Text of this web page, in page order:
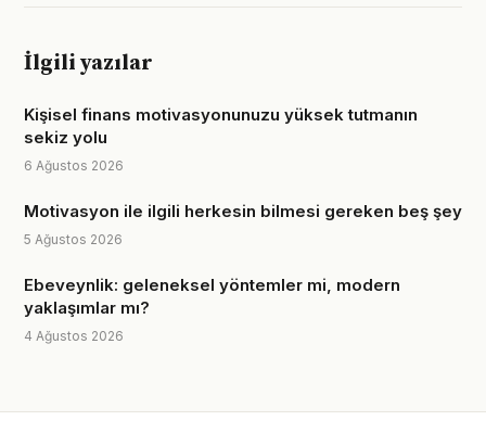
İlgili yazılar
Kişisel finans motivasyonunuzu yüksek tutmanın
sekiz yolu
6 Ağustos 2026
Motivasyon ile ilgili herkesin bilmesi gereken beş şey
5 Ağustos 2026
Ebeveynlik: geleneksel yöntemler mi, modern
yaklaşımlar mı?
4 Ağustos 2026